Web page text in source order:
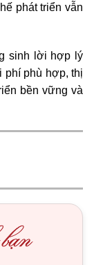
phát triển vẫn
sinh lời hợp lý
phù hợp, thị
bền vững và